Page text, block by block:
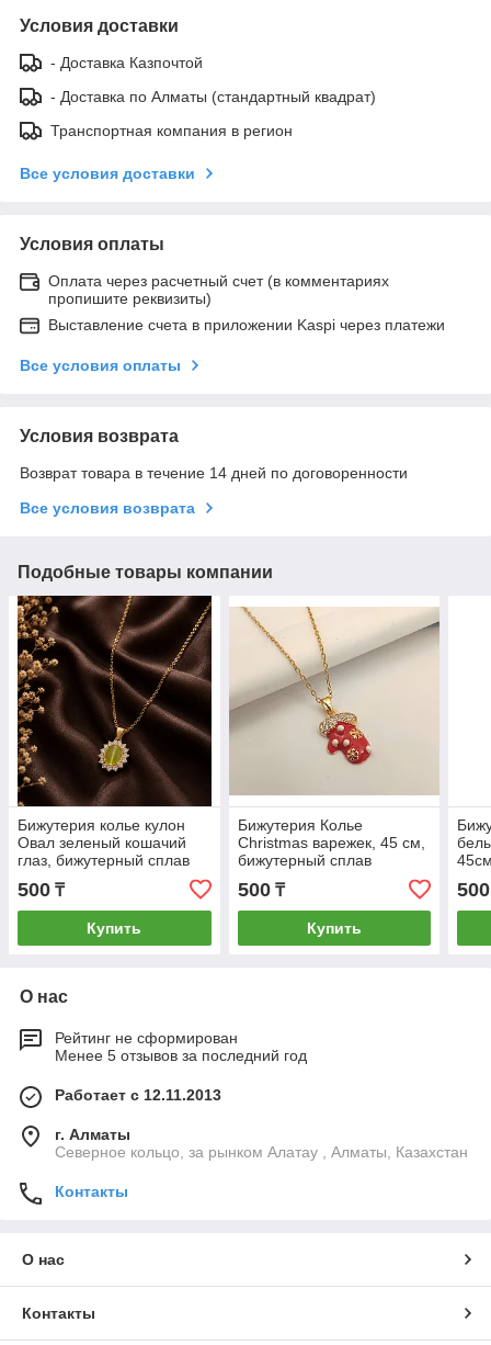
Условия доставки
- Доставка Казпочтой
- Доставка по Алматы (стандартный квадрат)
Транспортная компания в регион
Все условия доставки
Условия оплаты
Оплата через расчетный счет (в комментариях
пропишите реквизиты)
Выставление счета в приложении Kaspi через платежи
Все условия оплаты
Условия возврата
Возврат товара в течение 14 дней по договоренности
Все условия возврата
Подобные товары компании
Бижутерия колье кулон
Овал зеленый кошачий
глаз, бижутерный сплав
500 ₸
Купить
Бижутерия Колье
Christmas варежек, 45 см,
бижутерный сплав
500₸
Купить
500
О нас
Рейтинг не сформирован
Менее 5 отзывов за последний год
Работает с 12.11.2013
г. Алматы
Северное кольцо, за рынком Алатау , Алматы, Казахстан
Контакты
О нас
Контакты